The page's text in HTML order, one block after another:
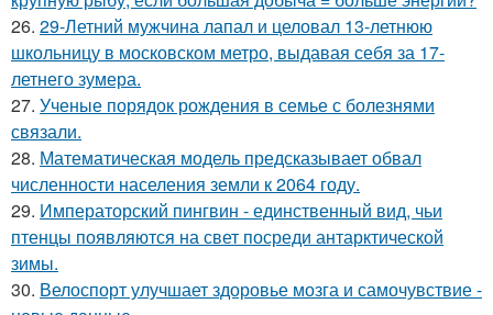
26. 29-Летний мужчина лапал и целовал 13-летнюю
школьницу в московском метро, выдавая себя за 17-
летнего зумера.
27. Ученые порядок рождения в семье с болезнями
связали.
28. Математическая модель предсказывает обвал
численности населения земли к 2064 году.
29. Императорский пингвин - единственный вид, чьи
птенцы появляются на свет посреди антарктической
зимы.
30. Велоспорт улучшает здоровье мозга и самочувствие -